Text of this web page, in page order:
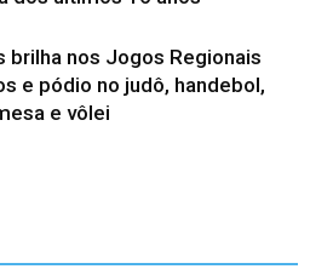
brilha nos Jogos Regionais
e pódio no judô, handebol,
e vôlei